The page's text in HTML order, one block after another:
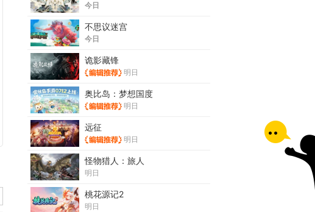
今日
不思议迷宫
今日
诡影藏锋
明日
奥比岛：梦想国度
明日
远征
明日
怪物猎人：旅人
明日
桃花源记2
明日